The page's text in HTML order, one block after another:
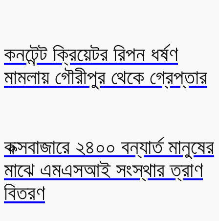
কনটেন্ট ক্রিয়েটর রিপন ধর্ষণ
মামলায় গৌরীপুর থেকে গ্রেপ্তার
কক্সবাজারে ২৪০০ বন্যার্ত মানুষের
মাঝে এমএসআই সংস্থার ত্রাণ
বিতরণ